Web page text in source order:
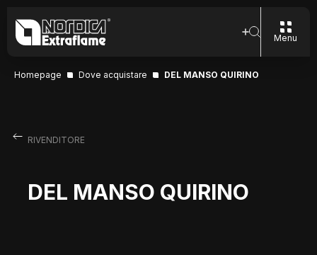
Menu
Homepage Dove acquistare DEL MANSO QUIRINO
RIVENDITORE
DEL MANSO QUIRINO